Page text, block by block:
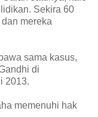
Sekira 60
mereka
sama kasus,
di
2013.
memenuhi hak